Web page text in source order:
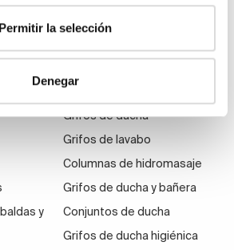
Permitir la selección
Denegar
y
Grifería
Grifos de ducha
Grifos de lavabo
Columnas de hidromasaje
Grifos de ducha y bañera
Conjuntos de ducha
Grifos de ducha higiénica